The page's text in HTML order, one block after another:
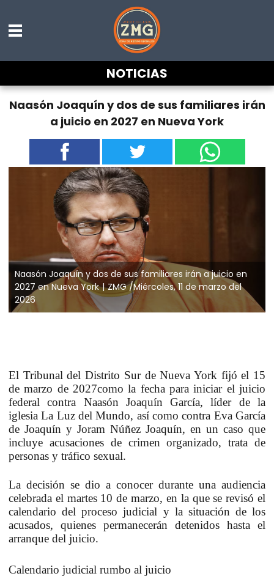
NOTICIAS
Naasón Joaquín y dos de sus familiares irán
a juicio en 2027 en Nueva York
Naasón Joaquín y dos de sus familiares irán a juicio en
2027 en Nueva York
ZMG /Miércoles, 11 de marzo del
2026
El Tribunal del Distrito Sur de Nueva York fijó el 15
de marzo de 2027como la fecha para iniciar el juicio
federal contra Naasón Joaquín García, líder de la
iglesiaLa Luz del Mundo, así como contra Eva García
de Joaquín y Joram Núñez Joaquín, en un caso que
incluye acusaciones de crimen organizado, trata de
personas y tráfico sexual.
La decisión se dio a conocer durante una audiencia
celebrada el martes 10 de marzo, en la que se revisó el
calendario del proceso judicial y la situación de los
acusados, quienes permanecerán detenidos hasta el
arranque del juicio.
Calendario judicial rumbo al juicio